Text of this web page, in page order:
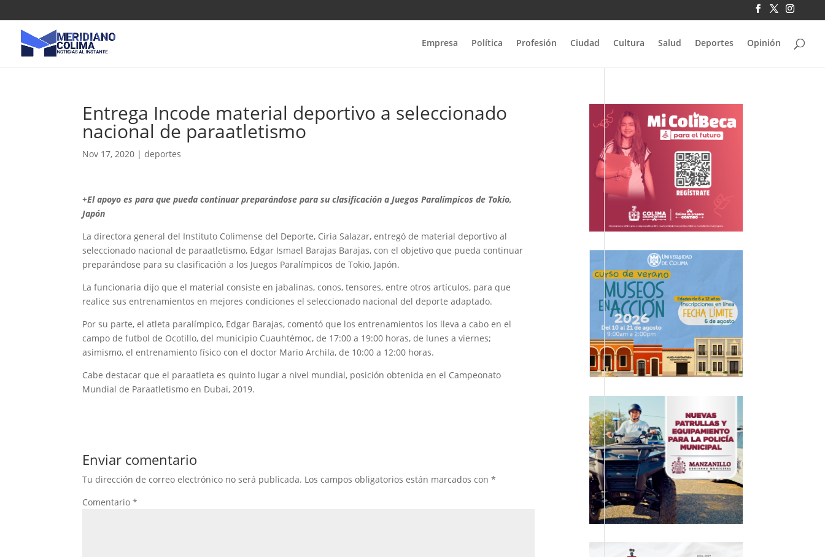
Empresa Política Profesión Ciudad Cultura Salud Deportes Opinión
Entrega Incode material deportivo a seleccionado
nacional de paraatletismo
Nov 17, 2020 |deportes
+El apoyo es para que pueda continuar preparándose para su clasificación a Juegos Paralímpicos de Tokio,
Japón
La directora general del Instituto Colimense del Deporte, Ciria Salazar, entregó de material deportivo al
seleccionado nacional de paraatletismo, Edgar Ismael Barajas Barajas, con el objetivo que pueda continuar
preparándose para su clasificación a los Juegos Paralímpicos de Tokio, Japón.
La funcionaria dijo que el material consiste en jabalinas, conos, tensores, entre otros artículos, para que
realice sus entrenamientos en mejores condiciones el seleccionado nacional del deporte adaptado.
Por su parte, el atleta paralímpico, Edgar Barajas, comentó que los entrenamientos los lleva a cabo en el
campo de futbol de Ocotillo, del municipio Cuauhtémoc, de 17:00 a 19:00 horas, de lunes a viernes;
asimismo, el entrenamiento físico con el doctor Mario Archila, de 10:00 a 12:00 horas.
Cabe destacar que el paraatleta es quinto lugar a nivel mundial, posición obtenida en el Campeonato
Mundial de Paraatletismo en Dubai, 2019.
Enviar comentario
Tu dirección de correo electrónico no será publicada. Los campos obligatorios están marcados con*
Comentario*